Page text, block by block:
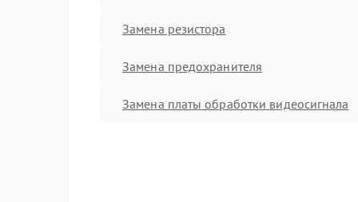
Замена резистора
Замена предохранителя
Замена платы обработки видеосигнала